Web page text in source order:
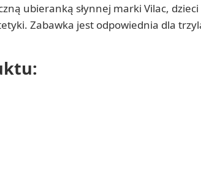
ubieranką słynnej marki Vilac,
Zabawka jest odpowiednia dla